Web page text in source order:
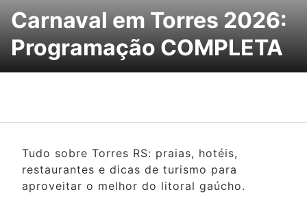
Carnaval em Torres 2026:
Programação COMPLETA
Tudo sobre Torres RS: praias, hotéis,
restaurantes e dicas de turismo para
aproveitar o melhor do litoral gaúcho.